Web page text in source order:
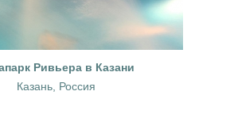
Ривьера в Казани
Казань, Россия